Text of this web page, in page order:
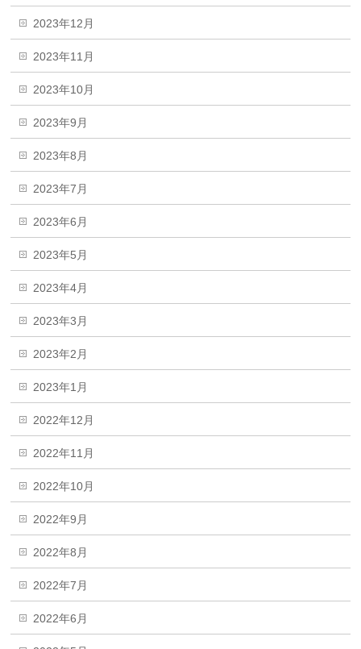
2023年12月
2023年11月
2023年10月
2023年9月
2023年8月
2023年7月
2023年6月
2023年5月
2023年4月
2023年3月
2023年2月
2023年1月
2022年12月
2022年11月
2022年10月
2022年9月
2022年8月
2022年7月
2022年6月